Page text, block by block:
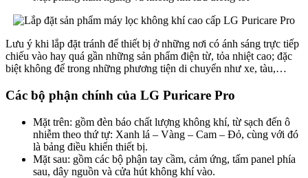
Lưu ý khi lắp đặt tránh để thiết bị ở những nơi có ánh sáng trực tiếp
chiếu vào hay quá gần những sản phẩm điện từ, tỏa nhiệt cao; đặc
biệt không để trong những phương tiện di chuyển như xe, tàu,…
Các bộ phận chính của LG Puricare Pro
Mặt trên: gồm đèn báo chất lượng không khí, từ sạch đến ô
nhiễm theo thứ tự: Xanh lá – Vàng – Cam – Đỏ, cùng với đó
là bảng điều khiển thiết bị.
Mặt sau: gồm các bộ phận tay cầm, cảm ứng, tấm panel phía
sau, dây nguồn và cửa hút không khí vào.